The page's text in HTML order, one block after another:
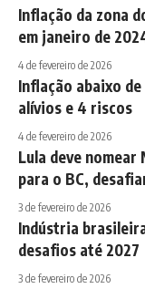
Inflação da zona
em janeiro de
4 de fevereiro de 2026
Inflação abaixo
alívios e 4 riscos
4 de fevereiro de 2026
Lula deve nomear
para o BC,
3 de fevereiro de 2026
Indústria
desafios até 2027
3 de fevereiro de 2026